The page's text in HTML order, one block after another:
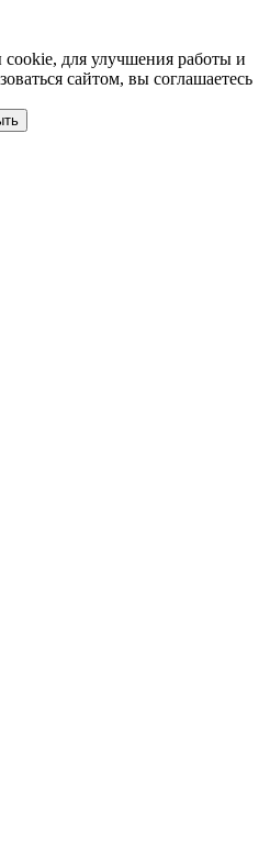
cookie, для улучшения работы и
сайтом, вы соглашаетесь